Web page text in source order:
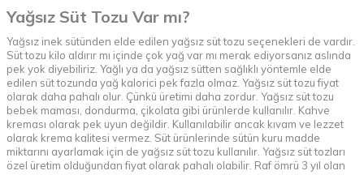
Yağsız Süt Tozu Var mı?
Yağsız inek sütünden elde edilen yağsız süt tozu seçenekleri de vardır.
Süt tozu kilo aldırır mı içinde çok yağ var mı merak ediyorsanız aslında
pek yok diyebiliriz. Yağlı ya da yağsız sütten sağlıklı yöntemle elde
edilen süt tozunda yağ kalorici pek fazla olmaz. Yağsız süt tozu fiyat
olarak daha pahalı olur. Çünkü üretimi daha zordur. Yağsız süt tozu
bebek maması, dondurma, çikolata gibi ürünlerde kullanılır. Kahve
kreması olarak pek uyun değildir. Kullanılabilir ancak kıvam ve lezzet
olarak krema kalitesi vermez. Süt ürünlerinde sütün kuru madde
miktarını ayarlamak için de yağsız süt tozu kullanılır. Yağsız süt tozları
özel üretim olduğundan fiyat olarak pahalı olabilir. Raf ömrü 3 yıl olan